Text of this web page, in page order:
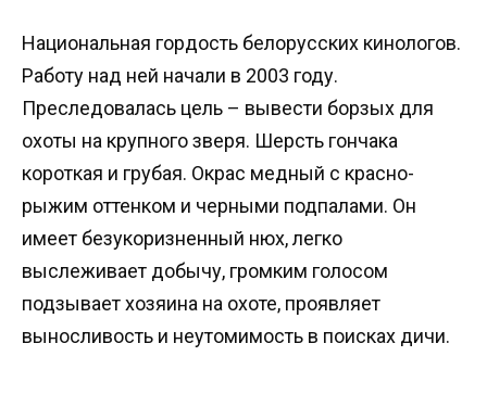
Национальная гордость белорусских кинологов.
Работу над ней начали в 2003 году.
Преследовалась цель – вывести борзых для
охоты на крупного зверя. Шерсть гончака
короткая и грубая. Окрас медный с красно-
рыжим оттенком и черными подпалами. Он
имеет безукоризненный нюх, легко
выслеживает добычу, громким голосом
подзывает хозяина на охоте, проявляет
выносливость и неутомимость в поисках дичи.